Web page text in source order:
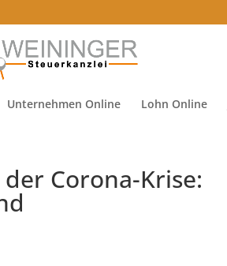
Unternehmen Online Lohn Online
Corona-Krise: